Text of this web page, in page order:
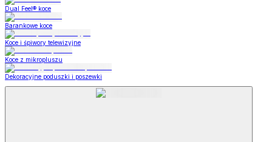
Dual Feel® koce
Barankowe koce
Koce i śpiwory telewizyjne
Koce z mikropluszu
Dekoracyjne poduszki i poszewki